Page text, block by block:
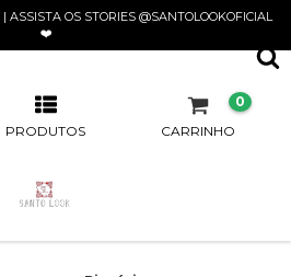
OS STORIES @SANTOLOOKOFICIAL
❤️
PRODUTOS CARRINHO
0